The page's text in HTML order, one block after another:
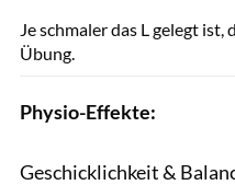
Je schmaler das L gelegt
Übung.
Physio-Effekte:
Geschicklichkeit &